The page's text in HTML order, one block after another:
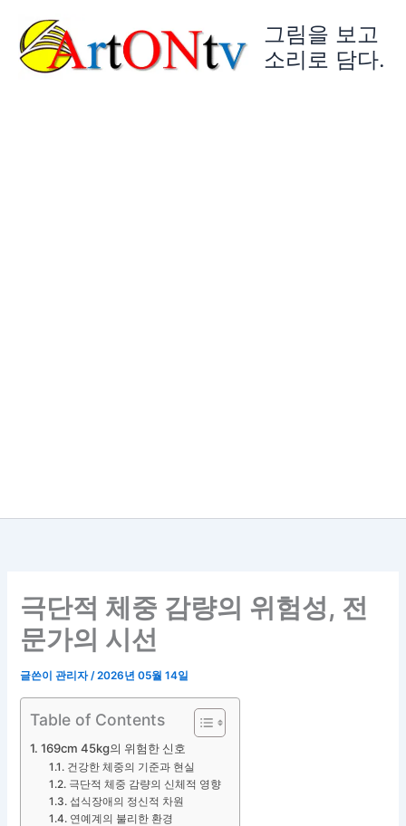
그림을 보고
소리로 담다.
극단적 체중 감량의 위험성, 전
문가의 시선
글쓴이관리자/2026년 05월 14일
Table of Contents
169cm 45kg의 위험한 신호
건강한 체중의 기준과 현실
극단적 체중 감량의 신체적 영향
섭식장애의 정신적 차원
연예계의 불리한 환경